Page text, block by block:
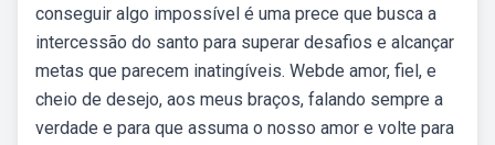
conseguir algo impossível é uma prece que busca a
intercessão do santo para superar desafios e alcançar
metas que parecem inatingíveis. Webde amor, fiel, e
cheio de desejo, aos meus braços, falando sempre a
verdade e para que assuma o nosso amor e volte para